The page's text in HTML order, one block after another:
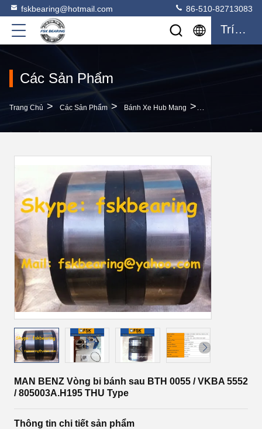
fskbearing@hotmail.com 86-510-82713083
Trích Dẫn
Các Sản Phẩm
Trang Chủ > Các Sản Phẩm > Bánh Xe Hub Mang >
MAN BENZ Vòng bi bánh sau BTH 0055 / VKBA 5552
/ 805003A.H195 THU Type
Thông tin chi tiết sản phẩm